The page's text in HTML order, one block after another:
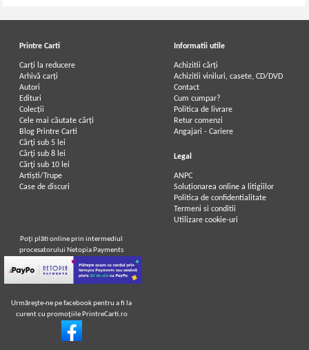
Printre Carti
Carți la reducere
Arhivă carți
Autori
Edituri
Colecții
Cele mai căutate cărți
Blog Printre Carti
Cărţi sub 5 lei
Cărţi sub 8 lei
Cărţi sub 10 lei
Artiști/Trupe
Case de discuri
Informatii utile
Achizitii cărți
Achizitii viniluri, casete, CD/DVD
Contact
Cum cumpar?
Politica de livrare
Retur comenzi
Angajari - Cariere
Legal
ANPC
Soluționarea online a litigiilor
Politica de confidentialitate
Termeni si conditii
Utilizare cookie-uri
Poţi plăti online prin intermediul
procesatorului Netopia Payments
Urmăreşte-ne pe facebook pentru a fi la
curent cu promoţiile PrintreCarti.ro